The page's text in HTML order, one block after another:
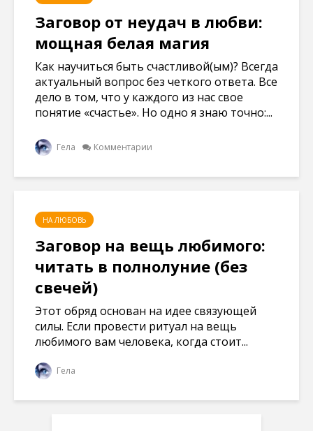
Заговор от неудач в любви:
мощная белая магия
Как научиться быть счастливой(ым)? Всегда
актуальный вопрос без четкого ответа. Все
дело в том, что у каждого из нас свое
понятие «счастье». Но одно я знаю точно:...
Гела Комментарии
НА ЛЮБОВЬ
Заговор на вещь любимого:
читать в полнолуние (без
свечей)
Этот обряд основан на идее связующей
силы. Если провести ритуал на вещь
любимого вам человека, когда стоит...
Гела